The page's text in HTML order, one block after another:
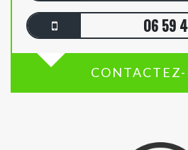
06 59
CONTACTEZ-